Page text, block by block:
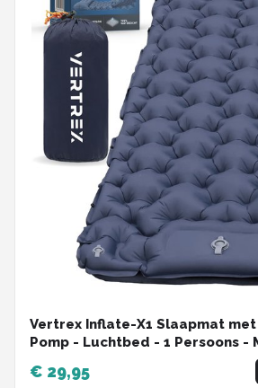
Vertrex Inflate-X1 Slaapmat
Pomp - Luchtbed - 1 Persoons -
€ 29,95